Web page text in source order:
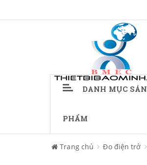
DANH MỤC SẢN
PHẨM
Trang chủ Đo điện trở